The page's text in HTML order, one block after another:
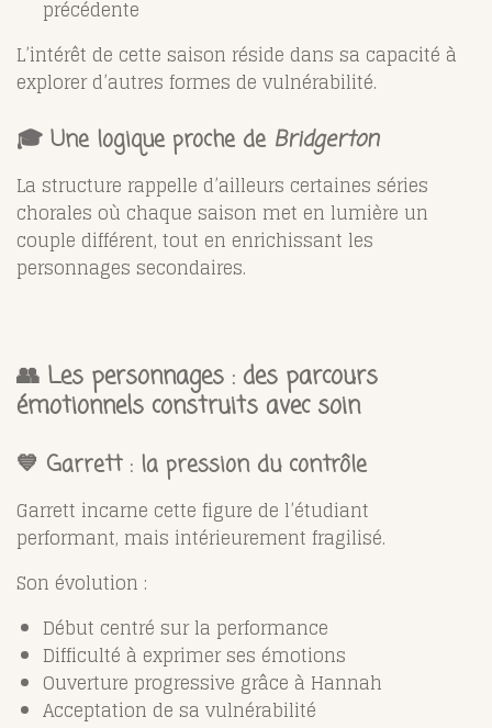
précédente
L’intérêt de cette saison réside dans sa capacité à
explorer d’autres formes de vulnérabilité.
🎓 Une logique proche de Bridgerton
La structure rappelle d’ailleurs certaines séries
chorales où chaque saison met en lumière un
couple différent, tout en enrichissant les
personnages secondaires.
👥 Les personnages : des parcours
émotionnels construits avec soin
💙 Garrett : la pression du contrôle
Garrett incarne cette figure de l’étudiant
performant, mais intérieurement fragilisé.
Son évolution :
Début centré sur la performance
Difficulté à exprimer ses émotions
Ouverture progressive grâce à Hannah
Acceptation de sa vulnérabilité